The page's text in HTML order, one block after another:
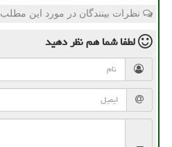
نظرات بینندگان در مورد این مطلب
لطفا شما همنظر دهید